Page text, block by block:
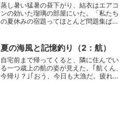
蒸し暑い猛暑の昼下がり、結衣はエアコ
ンの効いた瑠璃の部屋にいた。「私たち
の夏休みの宿題ってほとんど問題集ばか
夏の海風と記憶釣り（2：航）
自宅前まで帰ってくると、隣に住んでい
る一つ歳上の航の姿が見えた。｢航くん、
今帰り？｣｢おう、今日も大漁だ。疲れた